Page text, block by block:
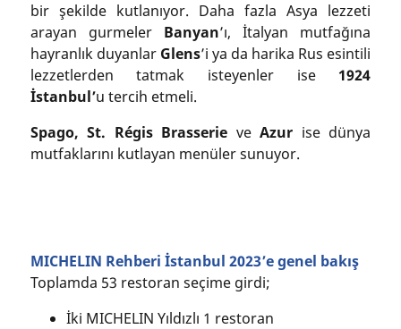
bir şekilde kutlanıyor. Daha fazla Asya lezzeti
arayan gurmeler Banyan’ı, İtalyan mutfağına
hayranlık duyanlar Glens’i ya da harika Rus esintili
lezzetlerden tatmak isteyenler ise 1924
İstanbul’u tercih etmeli.
Spago, St. Régis Brasserie veAzur ise dünya
mutfaklarını kutlayan menüler sunuyor.
MICHELIN Rehberi İstanbul 2023’e genel bakış
Toplamda 53 restoran seçime girdi;
İki MICHELIN Yıldızlı 1 restoran